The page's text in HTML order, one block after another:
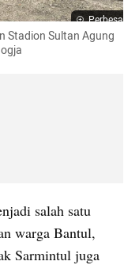
Perbesar
Stadion Sultan Agung
salah satu
warga Bantul,
Sarmintul juga